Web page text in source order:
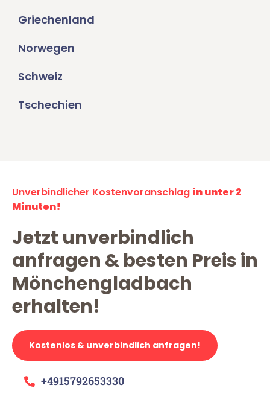
Griechenland
Norwegen
Schweiz
Tschechien
Unverbindlicher Kostenvoranschlag in unter 2
Minuten!
Jetzt unverbindlich
anfragen & besten Preis in
Mönchengladbach
erhalten!
Kostenlos & unverbindlich anfragen!
+4915792653330